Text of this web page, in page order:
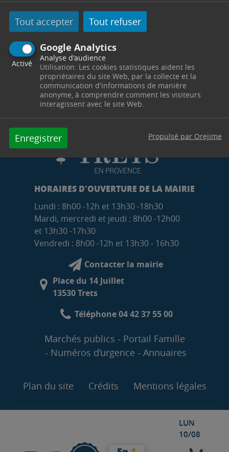
Tout accepter Tout refuser
Google Analytics
Activé
Analyse d'audience
Utilisation: Les cookies statistiques aident les
propriétaires du site Web, par la collecte et la
communication d'informations de manière
anonyme, à comprendre comment les visiteurs
interagissent avec le site Web.
Enregistrer Propulsé par Orejime
LUN
10/08
Soyez vigilants !
HORAIRES D'OUVERTURE DE LA MAIRIE
Lundi : 8h00 -12h et 13h30 -18h30
Mardi, mercredi et jeudi : 8h00 -12h00
et 13h30 -17h30
Vendredi : 8h00 -12h et 13h30 - 16h30
Contacter la mairie
Place du 14 Juillet
13530 Trets
Téléphone 04 42 37 55 00
Marchés publics
Portail Famille
Numéros d’urgence
Annuaires
Plan du site Crédits Mentions légales